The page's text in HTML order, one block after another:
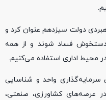
دولت سیزدهم عنوان کرد و
دستخوش فساد شوند و از همه
محیط اداری استفاده می‌کنیم.
واحد و شناسایی
در عرصه‌های کشاورزی، صنعتی،